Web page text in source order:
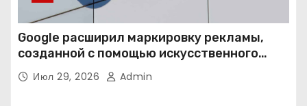
Google расширил маркировку рекламы,
созданной с помощью искусственного
интеллекта
Июл 29, 2026 Admin